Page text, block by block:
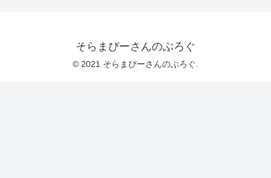
そらまぴーさんのぶろぐ
© 2021 そらまぴーさんのぶろぐ.